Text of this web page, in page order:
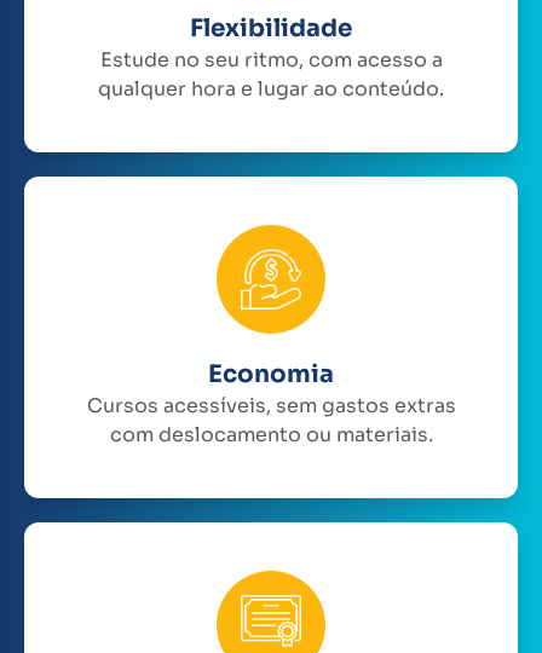
Flexibilidade
Estude no seu ritmo, com acesso a
qualquer hora e lugar ao conteúdo.
Economia
Cursos acessíveis, sem gastos extras
com deslocamento ou materiais.